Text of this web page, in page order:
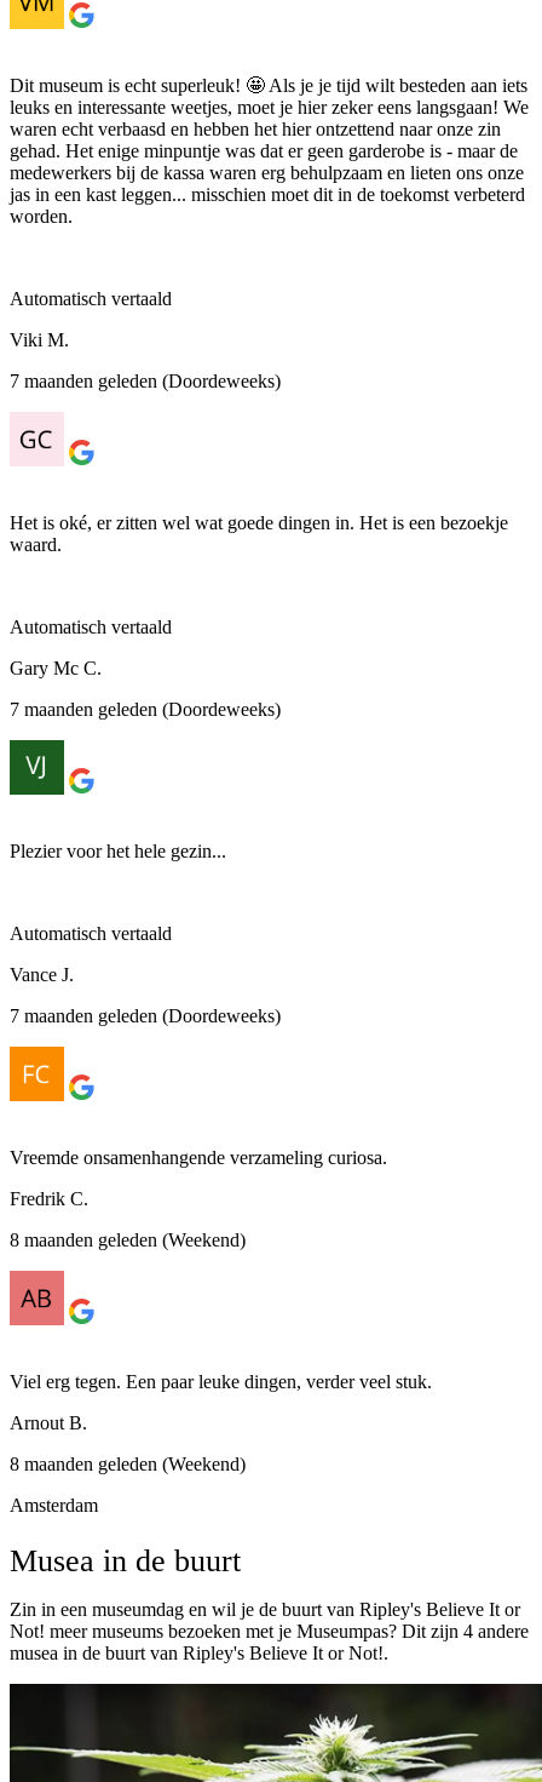
Dit museum is echt superleuk! 🤩 Als je je tijd wilt besteden aan iets
leuks en interessante weetjes, moet je hier zeker eens langsgaan! We
waren echt verbaasd en hebben het hier ontzettend naar onze zin
gehad. Het enige minpuntje was dat er geen garderobe is - maar de
medewerkers bij de kassa waren erg behulpzaam en lieten ons onze
jas in een kast leggen... misschien moet dit in de toekomst verbeterd
worden.
Automatisch vertaald
Viki M.
7 maanden geleden (Doordeweeks)
Het is oké, er zitten wel wat goede dingen in. Het is een bezoekje
waard.
Automatisch vertaald
Gary Mc C.
7 maanden geleden (Doordeweeks)
Plezier voor het hele gezin...
Automatisch vertaald
Vance J.
7 maanden geleden (Doordeweeks)
Vreemde onsamenhangende verzameling curiosa.
Fredrik C.
8 maanden geleden (Weekend)
Viel erg tegen. Een paar leuke dingen, verder veel stuk.
Arnout B.
8 maanden geleden (Weekend)
Amsterdam
Musea in de buurt
Zin in een museumdag en wil je de buurt van Ripley's Believe It or
Not! meer museums bezoeken met je Museumpas? Dit zijn 4 andere
musea in de buurt van Ripley's Believe It or Not!.